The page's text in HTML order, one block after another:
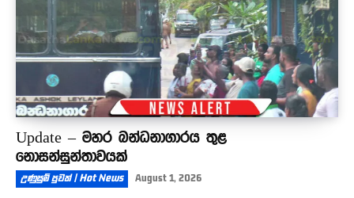
Update – මහර බන්ධනාගාරය තුළ
නොසන්සුන්තාවයක්
උණුසුම් පුවත් | Hot News August 1, 2026